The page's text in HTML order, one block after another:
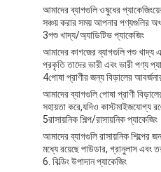
আমাদের ব্যাগগুলি ওষুধের
সঞ্চয় করার সময় আপনার পণ্যগুলির
3পশু খাদ্য/অ্যাডিটিভ প্যাকেজিং
আমাদের কাগজের ব্যাগগুলি পশু
প্রকৃতি তাদের ভারী এবং ভারী পণ্য
4পোষা প্রাণীর জন্য বিড়ালের
আমাদের ব্যাগগুলি পোষা প্রাণী
সহায়তা করে,যদিও কাস্টমাইজযোগ্য
5রাসায়নিক শিল্প/রাসায়নিক প্যাকেজিং
আমাদের ব্যাগগুলি রাসায়নিক শিল্পের
মধ্যে রয়েছে পাউডার, গ্রানুলাস এবং
6. বিল্ডিং উপাদান প্যাকেজিং